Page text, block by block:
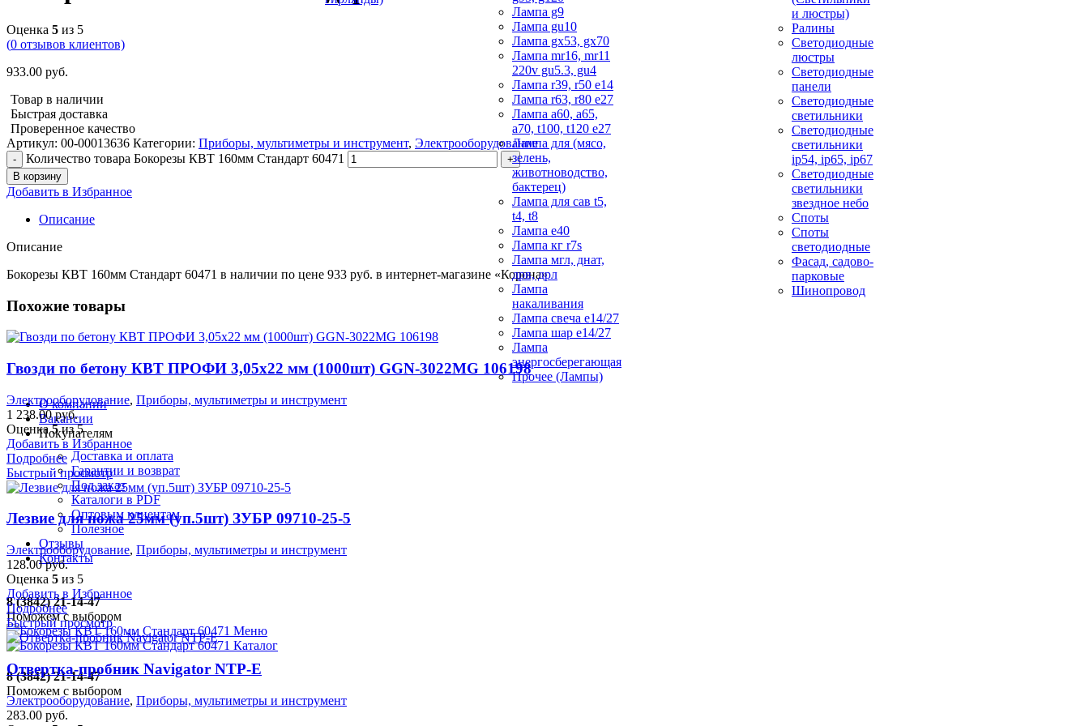
Лампа g9
Лампа gu10
Лампа gx53, gx70
Лампа mr16, mr11
220v gu5.3, gu4
Лампа r39, r50 е14
Лампа r63, r80 е27
Лампа а60, а65,
а70, t100, t120 е27
Лампа для (мясо,
зелень,
животноводство,
бактерец)
Лампа для сав t5,
t4, t8
Лампа е40
Лампа кг r7s
Лампа мгл, днат,
дрв, дрл
Лампа
накаливания
Лампа свеча е14/27
Лампа шар е14/27
Лампа
энергосберегающая
Прочее (Лампы)
и люстры)
Ралины
Светодиодные
люстры
Светодиодные
панели
Светодиодные
светильники
Светодиодные
светильники
ip54, ip65, ip67
Светодиодные
светильники
звездное небо
Споты
Споты
светодиодные
Фасад, садово-
парковые
Шинопровод
О компании
Вакансии
Покупателям
Доставка и оплата
Гарантии и возврат
Под заказ
Каталоги в PDF
Оптовым клиентам
Полезное
Отзывы
Контакты
8 (3842) 21-14-47
Поможем с выбором
Меню
Каталог
8 (3842) 21-14-47
Поможем с выбором
Оценка 5 из 5
(0 отзывов клиентов)
933.00 руб.
Товар в наличии
Быстрая доставка
Проверенное качество
Артикул: 00-00013636 Категории: Приборы, мультиметры и инструмент, Электрооборудование
Количество товара Бокорезы КВТ 160мм Стандарт 60471
В корзину
Добавить в Избранное
Описание
Описание
Бокорезы КВТ 160мм Стандарт 60471 в наличии по цене 933 руб. в интернет-магазине «Корона»
Похожие товары
Гвозди по бетону КВТ ПРОФИ 3,05х22 мм (1000шт) GGN-3022MG 106198
Электрооборудование, Приборы, мультиметры и инструмент
1 238.00руб.
Оценка5из 5
Добавить в Избранное
Подробнее
Быстрый просмотр
Лезвие для ножа 25мм (уп.5шт) ЗУБР 09710-25-5
Электрооборудование, Приборы, мультиметры и инструмент
128.00руб.
Оценка 5 из 5
Добавить в Избранное
Подробнее
Быстрый просмотр
Отвертка-пробник Navigator NTP-E
Электрооборудование, Приборы, мультиметры и инструмент
283.00 руб.